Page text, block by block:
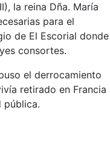
la reina Dña. María
para el
de El Escorial donde
consortes.
el derrocamiento
retirado en Francia